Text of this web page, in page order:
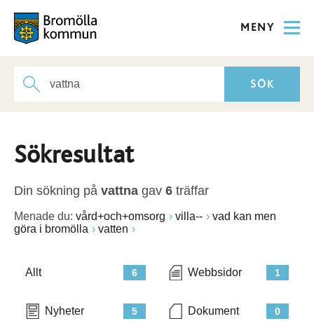
MENY
Sökresultat
Din sökning på vattna gav 6 träffar
Menade du: vård+och+omsorg villa--
vad kan men
göra i bromölla
vatten
6
Allt 1
Webbsidor
5
Nyheter 0
Dokument